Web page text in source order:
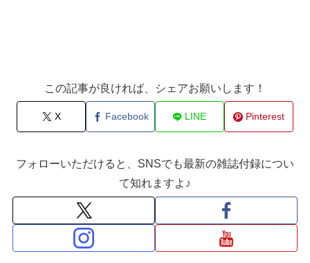
この記事が良ければ、シェアお願いします！
X Facebook LINE Pinterest
フォローいただけると、SNSでも最新の雑誌付録につい
て知れますよ♪